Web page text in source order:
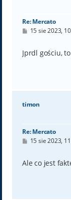
Re: Mercato
P
t
15 sie 2023,
Jprdl gościu,
timon
Re: Mercato
P
t
15 sie 2023,
Ale co jest